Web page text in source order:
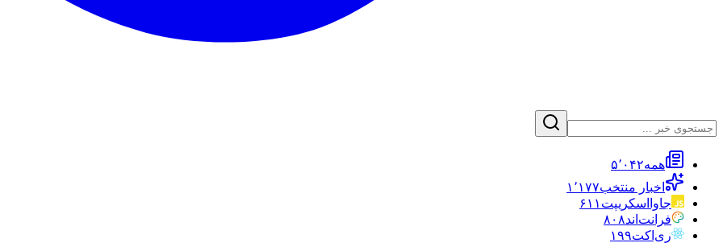
همه۵٬۰۴۲
اخبار منتخب۱٬۱۷۷
جاوااسکریپت ۶۱۱
فرانت‌اند۸۰۸
ری‌اکت۱۹۹